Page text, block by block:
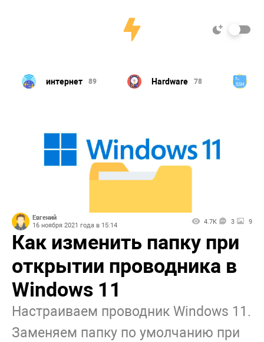
Hardware 78 Linux 23 игры
Евгений
16 ноября 2021 года в 15:14
4.7K 3 9
Как изменить папку при
открытии проводника в
Windows 11
Настраиваем проводник Windows 11.
Заменяем папку по умолчанию при